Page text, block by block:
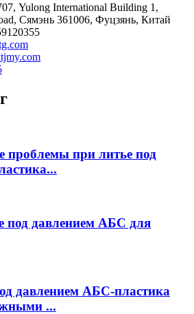
Yulong International Building 1,
Сямэнь 361006, Фуцзянь, Китай
проблемы при литье под
под давлением АБС для
давлением АБС-пластика
...